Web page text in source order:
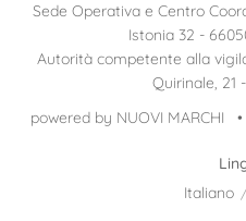
Sede Operativa e Centro
Istonia 32 -
Autorità competente alla
Quirinale, 21
powered by NUOVI MARCHI
Italiano